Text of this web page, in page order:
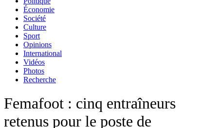
Économie
Société
Culture
Sport
Opinions
International
Vidéos
Photos
Recherche
Femafoot : cinq entraîneurs
retenus pour le poste de